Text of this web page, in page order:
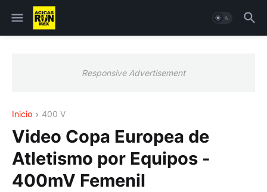
Responsive Advertisement
Inicio 400 V
Video Copa Europea de
Atletismo por Equipos -
400mV Femenil